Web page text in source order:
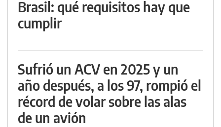
Brasil: qué requisitos hay que
cumplir
Sufrió un ACV en 2025 y un
año después, a los 97, rompió el
récord de volar sobre las alas
de un avión